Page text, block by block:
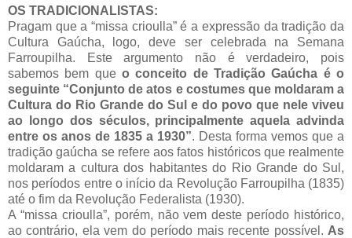
OS TRADICIONALISTAS:
Pragam que a “missa crioulla” é a expressão da tradição da
Cultura Gaúcha, logo, deve ser celebrada na Semana
Farroupilha. Este argumento não é verdadeiro, pois
sabemos bem que o conceito de Tradição Gaúcha é o
seguinte “Conjunto de atos e costumes que moldaram a
Cultura do Rio Grande do Sul e do povo que nele viveu
ao longo dos séculos, principalmente aquela advinda
entre os anos de 1835 a 1930”. Desta forma vemos que a
tradição gaúcha se refere aos fatos históricos que realmente
moldaram a cultura dos habitantes do Rio Grande do Sul,
nos períodos entre o início da Revolução Farroupilha (1835)
até o fim da Revolução Federalista (1930).
A “missa crioulla”, porém, não vem deste período histórico,
ao contrário, ela vem do período mais recente possível. As